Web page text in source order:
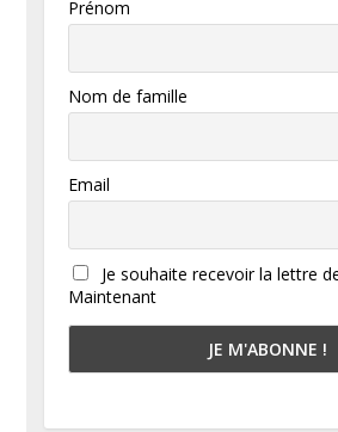
Prénom
Nom de famille
Email
Je souhaite recevoir la lettre
Maintenant